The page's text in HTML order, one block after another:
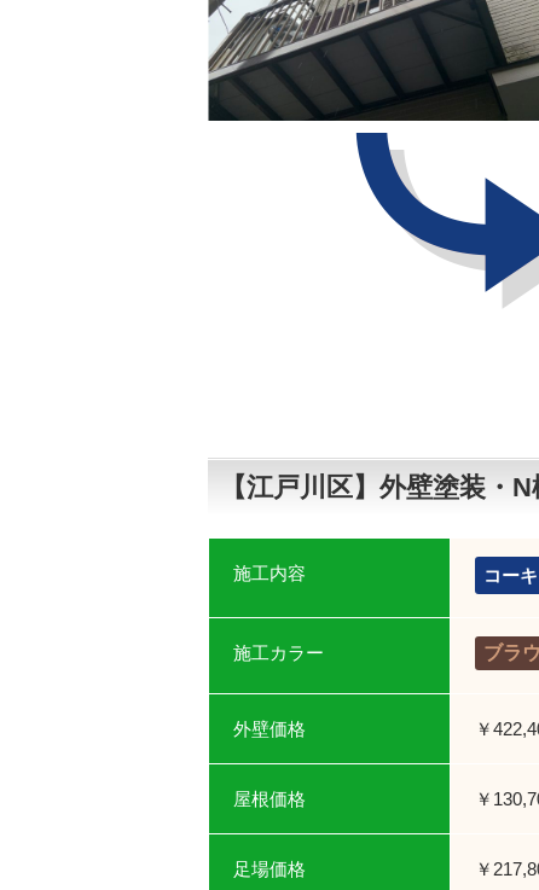
【江戸川区】外壁塗装・
施工内容 コー
施工カラー ブラ
外壁価格 ￥
屋根価格 ￥
足場価格 ￥